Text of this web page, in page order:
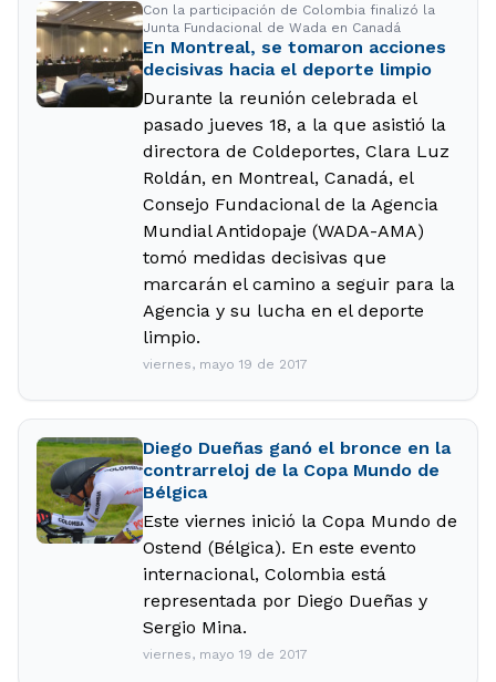
Con la participación de Colombia finalizó la
Junta Fundacional de Wada en Canadá
En Montreal, se tomaron acciones
decisivas hacia el deporte limpio
Durante la reunión celebrada el
pasado jueves 18, a la que asistió la
directora de Coldeportes, Clara Luz
Roldán, en Montreal, Canadá, el
Consejo Fundacional de la Agencia
Mundial Antidopaje (WADA-AMA)
tomó medidas decisivas que
marcarán el camino a seguir para la
Agencia y su lucha en el deporte
limpio.
viernes, mayo 19 de 2017
Diego Dueñas ganó el bronce en la
contrarreloj de la Copa Mundo de
Bélgica
Este viernes inició la Copa Mundo de
Ostend (Bélgica). En este evento
internacional, Colombia está
representada por Diego Dueñas y
Sergio Mina.
viernes, mayo 19 de 2017